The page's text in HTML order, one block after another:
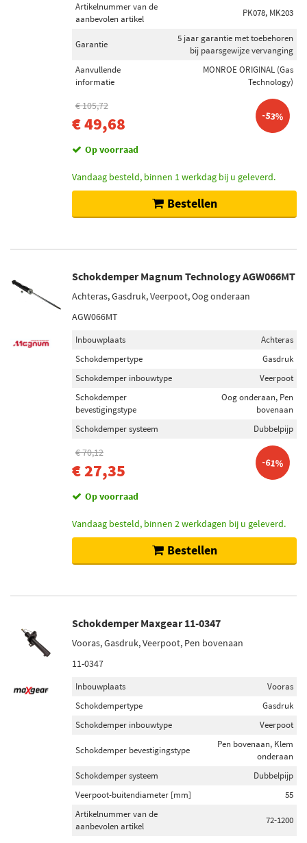
Veerdragende schokdemper (15)
Schokdemper bevestigingstype
Pen bovenaan (127)
Oog onderaan (62)
Onder plaat (6)
Onderste klem (6)
Niet op voorraad (73)
Op voorraad (59)
Artikelnummer van de
aanbevolen artikel
PK078, MK203
Garantie
5 jaar garantie met toebehoren
bij paarsgewijze vervanging
Aanvullende
informatie
MONROE ORIGINAL (Gas
Technology)
€ 105,72
€ 49,68 -53%
Op voorraad
Vandaag besteld, binnen 1 werkdag bij u geleverd.
Bestellen
Schokdemper Magnum Technology AGW066MT
Achteras, Gasdruk, Veerpoot, Oog onderaan
AGW066MT
Inbouwplaats
Achteras
Schokdempertype
Gasdruk
Schokdemper inbouwtype
Veerpoot
Schokdemper
bevestigingstype
Oog onderaan, Pen
bovenaan
Schokdemper systeem
Dubbelpijp
€ 70,12
€ 27,35 -61%
Op voorraad
Vandaag besteld, binnen 2 werkdagen bij u geleverd.
Bestellen
Schokdemper Maxgear 11-0347
Vooras, Gasdruk, Veerpoot, Pen bovenaan
11-0347
Inbouwplaats
Vooras
Schokdempertype
Gasdruk
Schokdemper inbouwtype
Veerpoot
Schokdemper bevestigingstype
Pen bovenaan, Klem
onderaan
Schokdemper systeem
Dubbelpijp
Veerpoot-buitendiameter [mm]
55
Artikelnummer van de
aanbevolen artikel
72-1200